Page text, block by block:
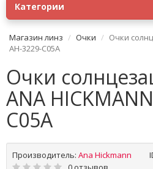
Категории
Магазин линз Очки
Очки
AH-3229-C05A
Очки
ANA
C05A
Производитель: Ana Hickmann